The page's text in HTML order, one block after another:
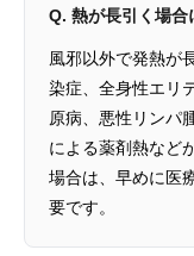
Q. 熱が長引く場合
風邪以外で発熱が
染症、全身性エリ
原病、悪性リンパ
による薬剤熱など
場合は、早めに医
要です。